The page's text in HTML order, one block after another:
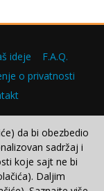
ideje
F.A.Q.
o privatnosti
da bi obezbedio
sadržaj i
koje sajt ne bi
Daljim